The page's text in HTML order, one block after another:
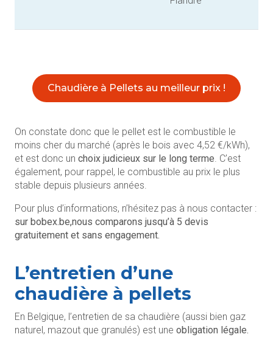
Chaudière à Pellets au meilleur prix !
On constate donc que le pellet est le combustible le
moins cher du marché (après le bois avec 4,52 €/kWh),
et est donc un choix judicieux sur le long terme. C’est
également, pour rappel, le combustible au prix le plus
stable depuis plusieurs années.
Pour plus d’informations, n’hésitez pas à nous contacter :
sur bobex.be,nous comparons jusqu’à 5 devis
gratuitement et sans engagement.
L’entretien d’une
chaudière à pellets
En Belgique, l’entretien de sa chaudière (aussi bien gaz
naturel, mazout que granulés) est une obligation légale.